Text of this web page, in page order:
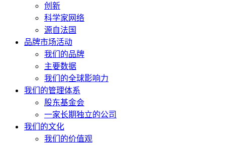
创新
科学家网络
源自法国
品牌市场活动
我们的品牌
主要数据
我们的全球影响力
我们的管理体系
股东基金会
一家长期独立的公司
我们的文化
我们的价值观